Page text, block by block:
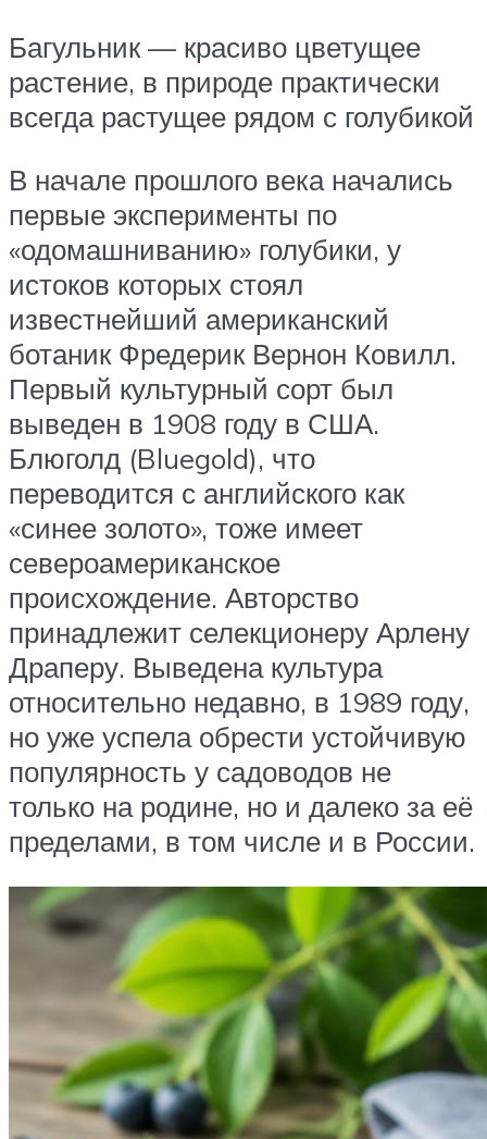
Багульник — красиво цветущее
растение, в природе практически
всегда растущее рядом с голубикой
В начале прошлого века начались
первые эксперименты по
«одомашниванию» голубики, у
истоков которых стоял
известнейший американский
ботаник Фредерик Вернон Ковилл.
Первый культурный сорт был
выведен в 1908 году в США.
Блюголд (Bluegold), что
переводится с английского как
«синее золото», тоже имеет
североамериканское
происхождение. Авторство
принадлежит селекционеру Арлену
Драперу. Выведена культура
относительно недавно, в 1989 году,
но уже успела обрести устойчивую
популярность у садоводов не
только на родине, но и далеко за её
пределами, в том числе и в России.